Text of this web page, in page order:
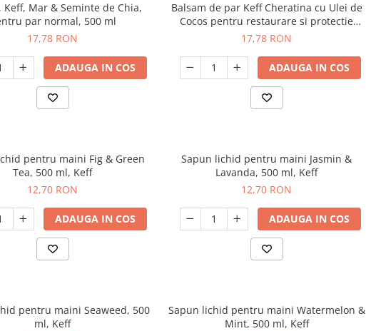
Keff, Mar & Seminte de Chia,
par normal, 500 ml
17,78 RON
ADAUGA IN COS
Balsam de par Keff Cheratina cu Ulei de
Cocos pentru restaurare si protectie
500ml
17,78 RON
ADAUGA IN COS
pentru maini Fig & Green
Tea, 500 ml, Keff
12,70 RON
ADAUGA IN COS
Sapun lichid pentru maini Jasmin &
Lavanda, 500 ml, Keff
12,70 RON
ADAUGA IN COS
pentru maini Seaweed, 500
ml, Keff
Sapun lichid pentru maini Watermelon &
Mint, 500 ml, Keff